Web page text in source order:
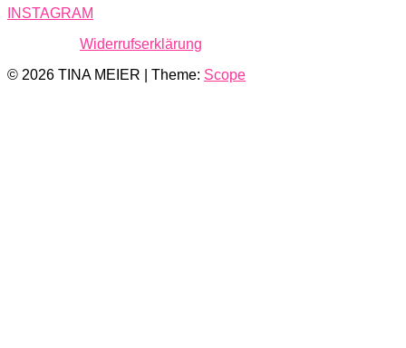
INSTAGRAM
Widerrufserklärung
© 2026 TINA MEIER | Theme: Scope